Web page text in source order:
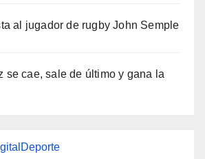
al jugador de rugby John Semple
se cae, sale de último y gana la